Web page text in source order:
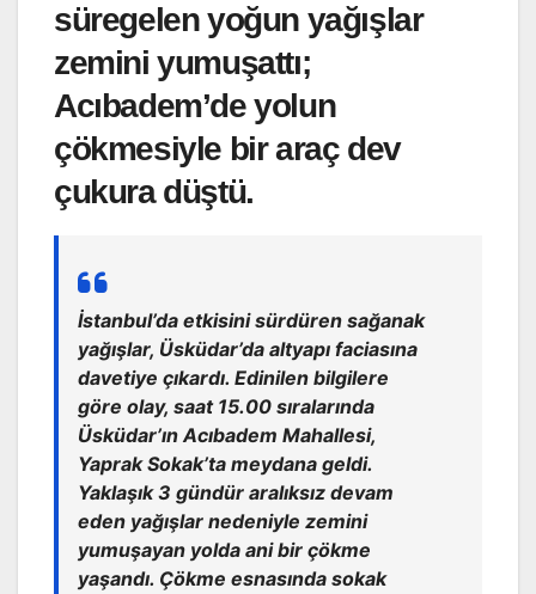
süregelen yoğun yağışlar
zemini yumuşattı;
Acıbadem’de yolun
çökmesiyle bir araç dev
çukura düştü.
İstanbul’da etkisini sürdüren sağanak
yağışlar, Üsküdar’da altyapı faciasına
davetiye çıkardı. Edinilen bilgilere
göre olay, saat 15.00 sıralarında
Üsküdar’ın Acıbadem Mahallesi,
Yaprak Sokak’ta meydana geldi.
Yaklaşık 3 gündür aralıksız devam
eden yağışlar nedeniyle zemini
yumuşayan yolda ani bir çökme
yaşandı. Çökme esnasında sokak